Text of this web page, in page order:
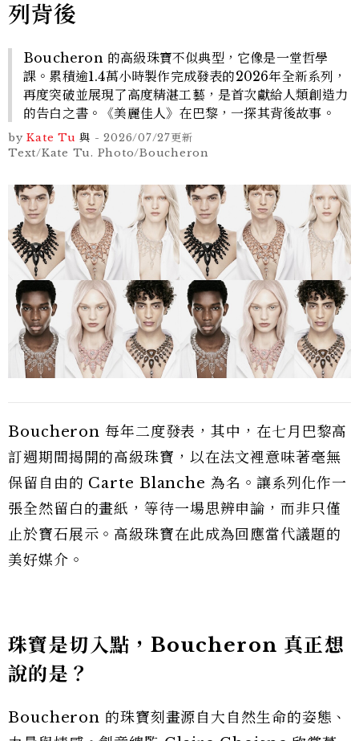
列背後
Boucheron 的高級珠寶不似典型，它像是一堂哲學
課。累積逾1.4萬小時製作完成發表的2026年全新系列，
再度突破並展現了高度精湛工藝，是首次獻給人類創造力
的告白之書。《美麗佳人》在巴黎，一探其背後故事。
by Kate Tu 與 -2026/07/27更新
Text/Kate Tu. Photo/Boucheron
Boucheron 每年二度發表，其中，在七月巴黎高
訂週期間揭開的高級珠寶，以在法文裡意味著毫無
保留自由的 Carte Blanche 為名。讓系列化作一
張全然留白的畫紙，等待一場思辨申論，而非只僅
止於寶石展示。高級珠寶在此成為回應當代議題的
美好媒介。
珠寶是切入點，Boucheron 真正想
說的是？
Boucheron 的珠寶刻畫源自大自然生命的姿態、